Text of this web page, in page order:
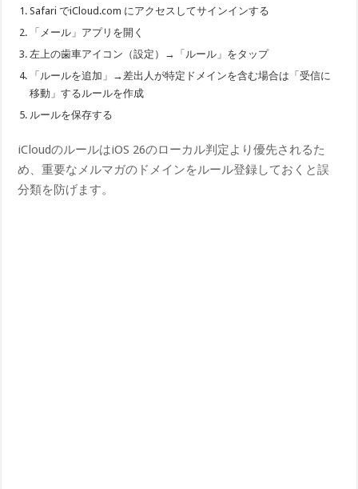
Safari でiCloud.com にアクセスしてサインインする
「メール」アプリを開く
左上の歯車アイコン（設定）→「ルール」をタップ
「ルールを追加」→差出人が特定ドメインを含む場合は「受信に
移動」するルールを作成
ルールを保存する
iCloudのルールはiOS 26のローカル判定より優先されるた
め、重要なメルマガのドメインをルール登録しておくと誤
分類を防げます。